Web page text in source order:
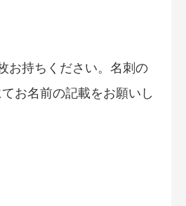
お持ちください。名刺の
お名前の記載をお願いし